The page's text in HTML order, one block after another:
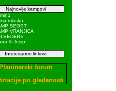
Najnovije kampovi
mlaska
SEGET
VRANJICA
& Josip
Interesantni linkovi
Planinarski forum
po gledanosti